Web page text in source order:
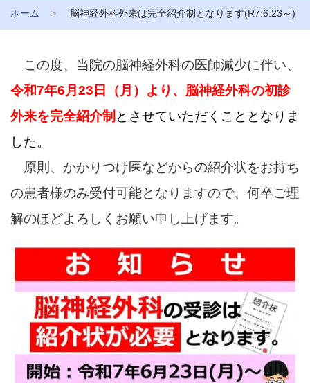
ホーム 脳神経外科外来は完全紹介制となります(R7.6.23～)
この度、当院の脳神経外科の医師減少に伴い、
令和7年6月23日（月）より、脳神経外科の初診
外来を完全紹介制 とさせていただくこととなりま
した。
原則、かかりつけ医などからの紹介状をお持ち
の患者様のみ受付可能となりますので、何卒ご理
解のほどよろしくお願い申し上げます。